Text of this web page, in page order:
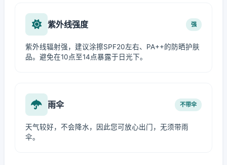
紫外线强度 强
紫外线辐射强，建议涂擦SPF20左右、PA++的防晒护肤
品。避免在10点至14点暴露于日光下。
雨伞 不带伞
天气较好，不会降水，因此您可放心出门，无须带雨
伞。